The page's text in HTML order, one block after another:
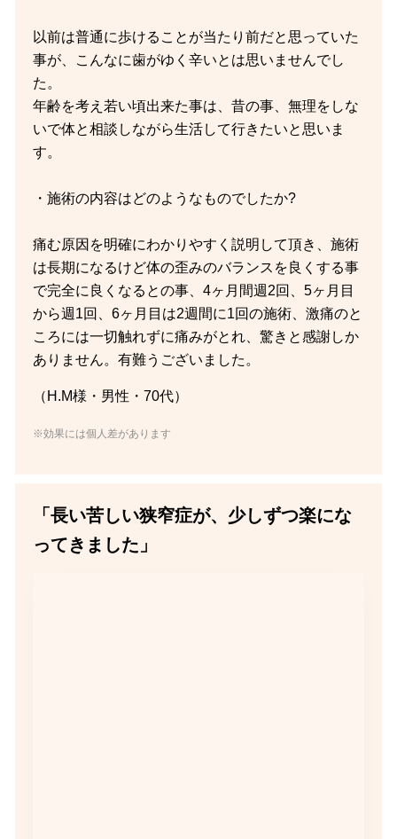
以前は普通に歩けることが当たり前だと思っていた
事が、こんなに歯がゆく辛いとは思いませんでし
た。
年齢を考え若い頃出来た事は、昔の事、無理をしな
いで体と相談しながら生活して行きたいと思いま
す。
・施術の内容はどのようなものでしたか?
痛む原因を明確にわかりやすく説明して頂き、施術
は長期になるけど体の歪みのバランスを良くする事
で完全に良くなるとの事、4ヶ月間週2回、5ヶ月目
から週1回、6ヶ月目は2週間に1回の施術、激痛のと
ころには一切触れずに痛みがとれ、驚きと感謝しか
ありません。有難うございました。
（H.M様・男性・70代）
※効果には個人差があります
「長い苦しい狭窄症が、少しずつ楽にな
ってきました」